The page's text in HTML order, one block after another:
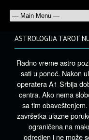
ASTROLOGIJA TAROT
Radno vreme astro
sati u ponoć. Nakon
operatera A1 Srbija
centra. Ako nema
sa tim
završetka ulazne
ograničena na
odredjen i ne može